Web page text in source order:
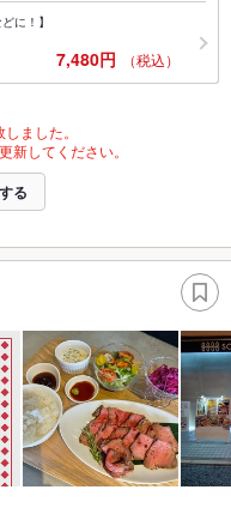
に！】
7,480円 （税込）
ました。
新してください。
る